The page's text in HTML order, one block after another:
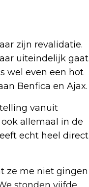
zijn revalidatie.
uiteindelijk gaat
wel even een hot
Benfica en Ajax.
vanuit
allemaal in de
echt heel direct
ze me niet gingen